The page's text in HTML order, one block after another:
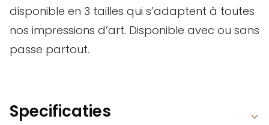
disponible en 3 tailles qui s’adaptent à toutes
nos impressions d’art. Disponible avec ou sans
passe partout.
Specificaties